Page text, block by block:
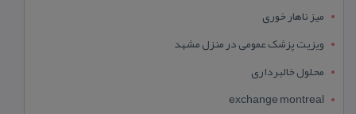
میز ناهار خوری
ویزیت پزشک عمومی در منزل مشهد
محلول خالبرداری
exchange montreal